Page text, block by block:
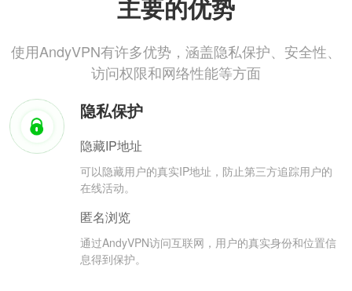
主要的优势
使用AndyVPN有许多优势，涵盖隐私保护、安全性、
访问权限和网络性能等方面
隐私保护
隐藏IP地址
可以隐藏用户的真实IP地址，防止第三方追踪用户的
在线活动。
匿名浏览
通过AndyVPN访问互联网，用户的真实身份和位置信
息得到保护。